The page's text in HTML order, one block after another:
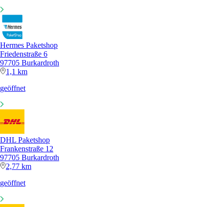
Hermes Paketshop
Friedenstraße 6
97705 Burkardroth
1,1 km
geöffnet
DHL Paketshop
Frankenstraße 12
97705 Burkardroth
2,77 km
geöffnet